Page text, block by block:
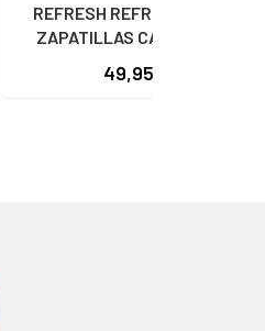
REFRESH REFRESH 173104
ZAPATILLAS CASUAL CON
CHUNKY CAMEL
49,95 €